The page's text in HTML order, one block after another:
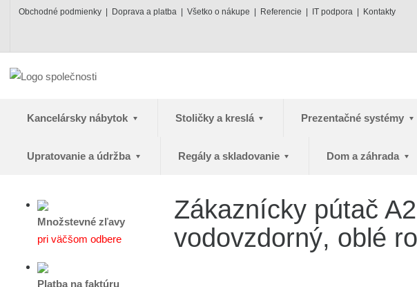
Obchodné podmienky Doprava a platba Všetko o nákupe Referencie IT podpora Kontakty
Kancelársky nábytok Stoličky a kreslá Prezentačné systémy
Upratovanie a údržba Regály a skladovanie Dom a záhrada
Množstevné zľavy
pri väčšom odbere
Platba na faktúru
Zákaznícky pútač
vodovzdorný, oblé